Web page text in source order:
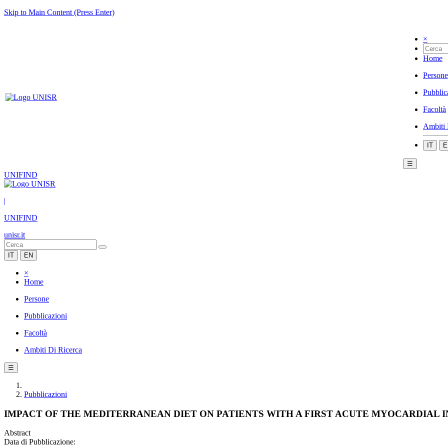
Skip to Main Content (Press Enter)
×
Home
Persone
Facoltà
Ambiti
IT
☰
UNIFIND
|
UNIFIND
unisr.it
IT EN
×
Home
Persone
Pubblicazioni
Facoltà
Ambiti Di Ricerca
☰
Pubblicazioni
IMPACT OF THE MEDITERRANEAN DIET ON PATIENTS WITH A FIRST ACUTE MYOCARDIAL
Abstract
Data di Pubblicazione: